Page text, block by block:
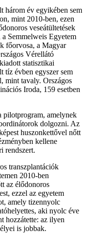
három év egyikében sem
mint 2010-ben, ezen
veseátültetések
Semmelweis Egyetem
főorvosa, a Magyar
Vérellátó
statisztikai
tíz évben egyszer sem
mint tavaly. Országos
Iroda, 159 esetben
pilotprogram, amelynek
dolgozni. Az
huszonkettővel nőtt
kellene
rendszert.
transzplantációk
2010-ben
az élődonoros
ezzel az egyetem
amely tizennyolc
aki nyolc éve
hozzátette: az ilyen
is jobbak.